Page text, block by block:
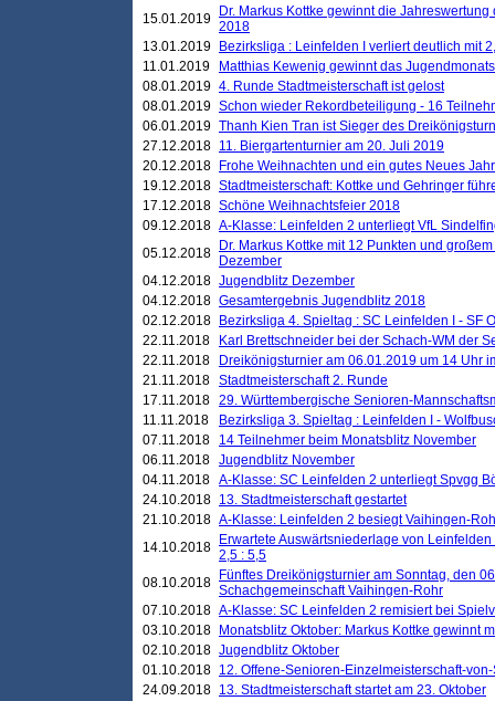
15.01.2019
Dr. Markus Kottke gewinnt die
2018
13.01.2019
Bezirksliga : Leinfelden I verliert deutlich mit
11.01.2019
Matthias Kewenig gewinnt das
08.01.2019 4. Runde Stadtmeisterschaft ist gelost
08.01.2019 Schon wieder Rekordbeteiligung - 16
06.01.2019 Thanh Kien Tran ist Sieger des
27.12.2018 11. Biergartenturnier am 20. Juli 2019
20.12.2018
Frohe Weihnachten und ein gutes Neues
19.12.2018 Stadtmeisterschaft: Kottke und Gehringer
17.12.2018 Schöne Weihnachtsfeier 2018
09.12.2018 A-Klasse: Leinfelden 2 unterliegt VfL
05.12.2018
Dr. Markus Kottke mit 12 Punkten und
Dezember
04.12.2018 Jugendblitz Dezember
04.12.2018 Gesamtergebnis Jugendblitz 2018
02.12.2018
Bezirksliga 4. Spieltag : SC Leinfelden I - SF
22.11.2018
Karl Brettschneider bei der Schach-WM der
22.11.2018
Dreikönigsturnier am 06.01.2019 um 14 Uhr
21.11.2018 Stadtmeisterschaft 2. Runde
17.11.2018 29. Württembergische Senioren-
11.11.2018
Bezirksliga 3. Spieltag : Leinfelden I -
07.11.2018
14 Teilnehmer beim Monatsblitz November
06.11.2018 Jugendblitz November
04.11.2018 A-Klasse: SC Leinfelden 2 unterliegt Spvgg
24.10.2018 13. Stadtmeisterschaft gestartet
21.10.2018 A-Klasse: Leinfelden 2 besiegt Vaihingen-
14.10.2018
Erwartete Auswärtsniederlage von
2,5 : 5,5
08.10.2018
Fünftes Dreikönigsturnier am Sonntag, den
Schachgemeinschaft Vaihingen-Rohr
07.10.2018 A-Klasse: SC Leinfelden 2 remisiert bei
03.10.2018
Monatsblitz Oktober: Markus Kottke gewinnt
02.10.2018 Jugendblitz Oktober
01.10.2018 12. Offene-Senioren-Einzelmeisterschaft-
24.09.2018 13. Stadtmeisterschaft startet am 23. Oktober